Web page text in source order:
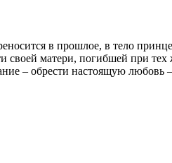
в прошлое, в тело
матери, погибшей при тех
– обрести настоящую любовь